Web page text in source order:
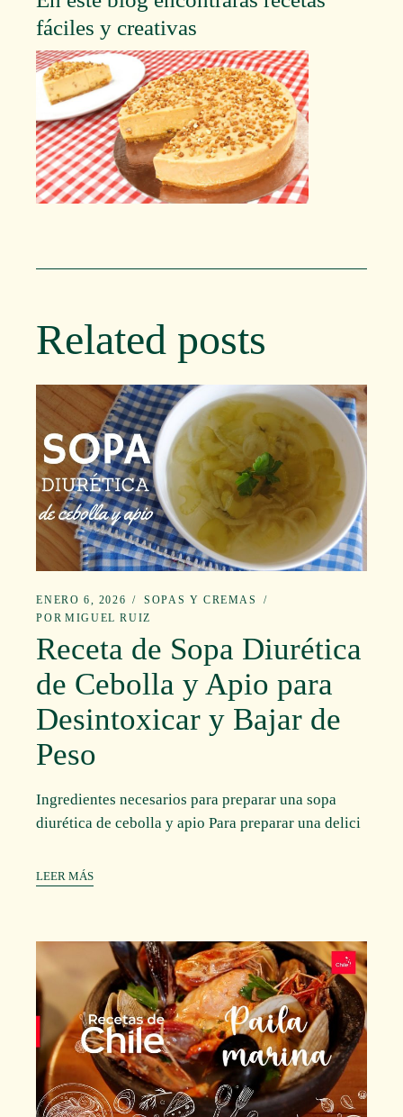
fáciles y creativas
Related posts
ENERO 6, 2026
SOPAS Y CREMAS
POR MIGUEL RUIZ
Receta de Sopa Diurética
de Cebolla y Apio para
Desintoxicar y Bajar de
Peso
Ingredientes necesarios para preparar una sopa
diurética de cebolla y apio Para preparar una delici
LEER MÁS